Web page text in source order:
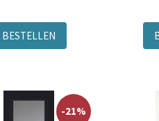
BESTELLEN
-21%